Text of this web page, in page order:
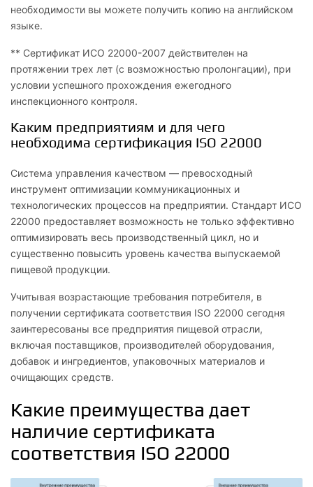
необходимости вы можете получить копию на английском
языке.
** Сертификат ИСО 22000-2007 действителен на
протяжении трех лет (с возможностью пролонгации), при
условии успешного прохождения ежегодного
инспекционного контроля.
Каким предприятиям и для чего
необходима сертификация ISO 22000
Система управления качеством — превосходный
инструмент оптимизации коммуникационных и
технологических процессов на предприятии. Стандарт ИСО
22000 предоставляет возможность не только эффективно
оптимизировать весь производственный цикл, но и
существенно повысить уровень качества выпускаемой
пищевой продукции.
Учитывая возрастающие требования потребителя, в
получении сертификата соответствия ISO 22000 сегодня
заинтересованы все предприятия пищевой отрасли,
включая поставщиков, производителей оборудования,
добавок и ингредиентов, упаковочных материалов и
очищающих средств.
Какие преимущества дает
наличие сертификата
соответствия ISO 22000